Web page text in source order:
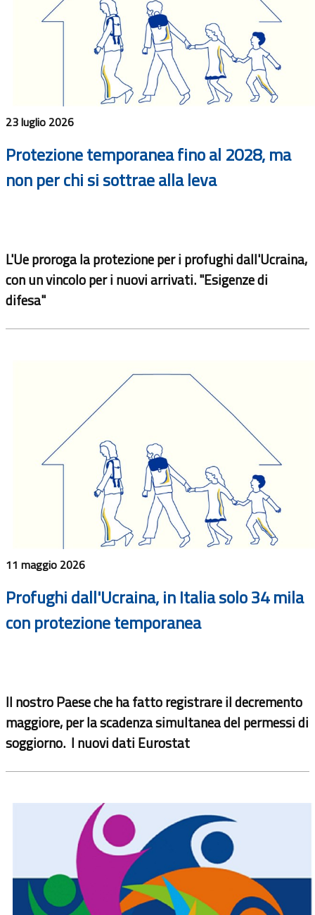
23 luglio 2026
Protezione temporanea fino al 2028, ma
non per chi si sottrae alla leva
L'Ue proroga la protezione per i profughi dall'Ucraina,
con un vincolo per i nuovi arrivati. "Esigenze di
difesa"
11 maggio 2026
Profughi dall'Ucraina, in Italia solo 34 mila
con protezione temporanea
Il nostro Paese che ha fatto registrare il decremento
maggiore, per la scadenza simultanea del permessi di
soggiorno. I nuovi dati Eurostat